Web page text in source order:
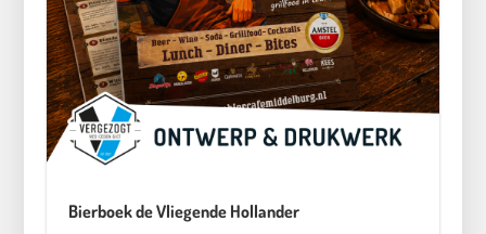
Bierboek de Vliegende Hollander